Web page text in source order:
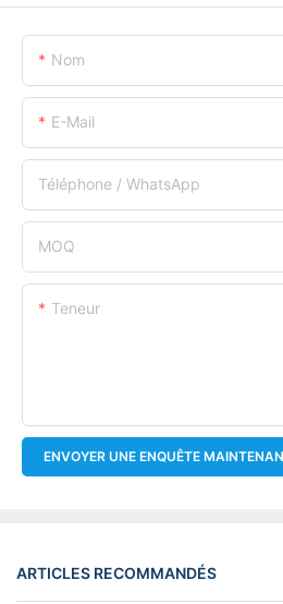
Nom
E-Mail
Téléphone / WhatsApp
MOQ
Teneur
ENVOYER UNE ENQUÊTE
ARTICLES RECOMMANDÉS